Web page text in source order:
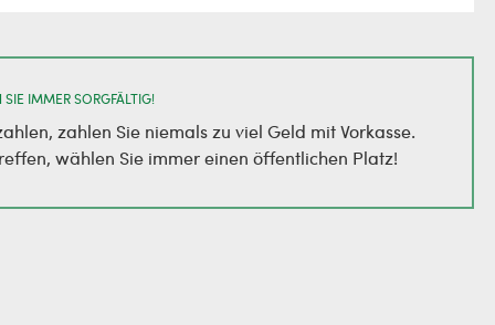
SIE IMMER SORGFÄLTIG!
zahlen Sie niemals zu viel Geld mit Vorkasse.
wählen Sie immer einen öffentlichen Platz!